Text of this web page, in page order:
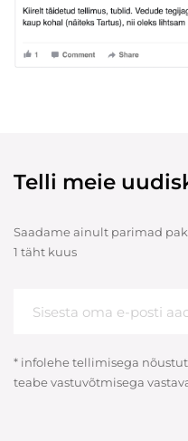
Telli meie
Saadame ainult parimad
1 täht kuus
* infolehe tellimisega
teabe vastuvõtmisega